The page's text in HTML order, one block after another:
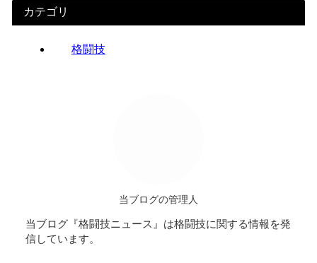
カテゴリ
格闘技
当ブログの管理人
当ブログ『格闘技ニュース』は格闘技に関する情報を発
信しています。